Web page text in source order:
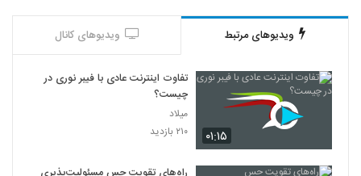
ویدیوهای مرتبط ویدیوهای کانال
۰۱:۱۵
تفاوت اینترنت عادی با فیبر نوری در
چیست؟
میلاد
۲۱۰ بازدید